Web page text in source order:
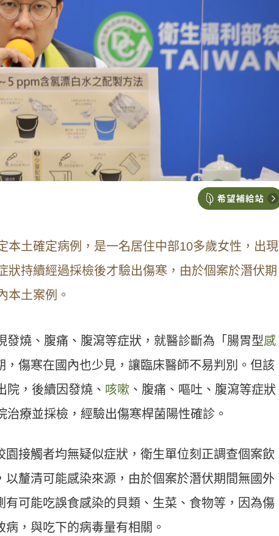
本土確定病例，是一名居住中部10多歲女性，出現
狀持續經過採檢後才驗出傷寒，由於個案於潛伏期
本土案例。
燒、腹痛、腹瀉等症狀，就醫診斷為「腸胃型感
，傷寒在國內也少見，讓臨床醫師不易判別。但該
院，後續因發燒、 咳嗽 、腹痛、嘔吐、腹瀉等症狀
療並採檢，經驗出傷寒桿菌陽性確診。
園接觸者均無疑似症狀，衛生單位刻正調查個案飲
釐清可能感染來源，由於個案於潛伏期間無國外
可能吃誤食感染的貝類、生菜、食物等，因為傷
，與吃下的病毒量有相關。